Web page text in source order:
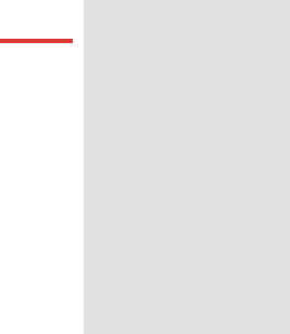
U-NEXTで見る